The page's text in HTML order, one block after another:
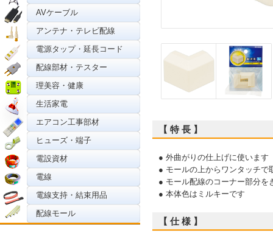
AVケーブル
アンテナ・テレビ配線
電源タップ・延長コード
配線部材・テスター
理美容・健康
生活家電
エアコン工事部材
ヒューズ・端子
電設資材
電線
電線支持・結束用品
配線モール
【 特 長 】
● 外曲がりの仕上げに使います
● モールの上からワンタッチで
● モール配線のコーナー部分を
● 本体色はミルキーです
【 仕 様 】